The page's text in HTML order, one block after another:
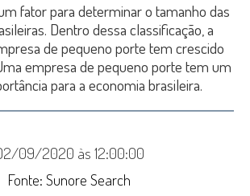
fator para determinar o tamanho das
Dentro dessa classificação, a
de pequeno porte tem crescido
empresa de pequeno porte tem um
para a economia brasileira.
09/2020 às 12:00:00
Fonte: Sunore Search